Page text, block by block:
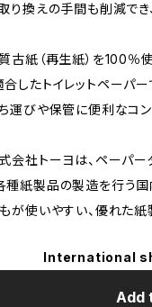
り換えの手間も削減でき
古紙（再生紙）を100％
合したトイレットペーパー
運びや保管に便利なコン
社トーヨは、ペーパー
種紙製品の製造を行う国
もが使いやすい、優れた紙
International
Add